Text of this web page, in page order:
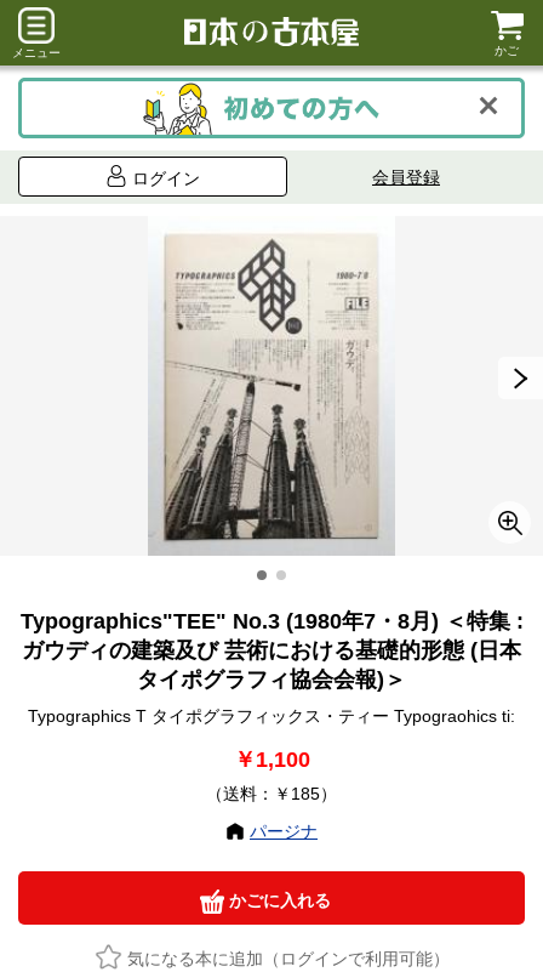
メニュー かご
ログイン 会員登録
Typographics"TEE" No.3 (1980年7・8月) ＜特集 :
ガウディの建築及び 芸術における基礎的形態 (日本
タイポグラフィ協会会報)＞
Typographics T タイポグラフィックス・ティー Typograohics ti:
￥1,100
（送料：￥185）
パージナ
かごに入れる
気になる本に追加（ログインで利用可能）